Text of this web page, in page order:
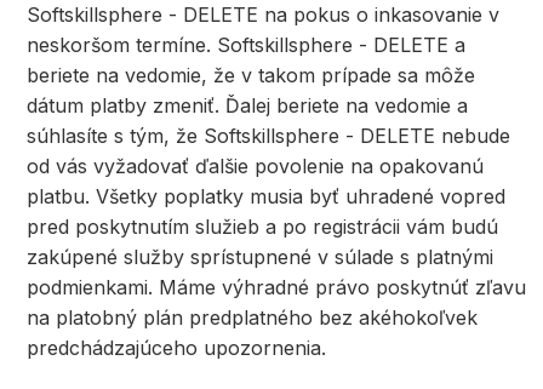
Softskillsphere - DELETE na pokus o inkasovanie v
neskoršom termíne. Softskillsphere - DELETE a
beriete na vedomie, že v takom prípade sa môže
dátum platby zmeniť. Ďalej beriete na vedomie a
súhlasíte s tým, že Softskillsphere - DELETE nebude
od vás vyžadovať ďalšie povolenie na opakovanú
platbu. Všetky poplatky musia byť uhradené vopred
pred poskytnutím služieb a po registrácii vám budú
zakúpené služby sprístupnené v súlade s platnými
podmienkami. Máme výhradné právo poskytnúť zľavu
na platobný plán predplatného bez akéhokoľvek
predchádzajúceho upozornenia.